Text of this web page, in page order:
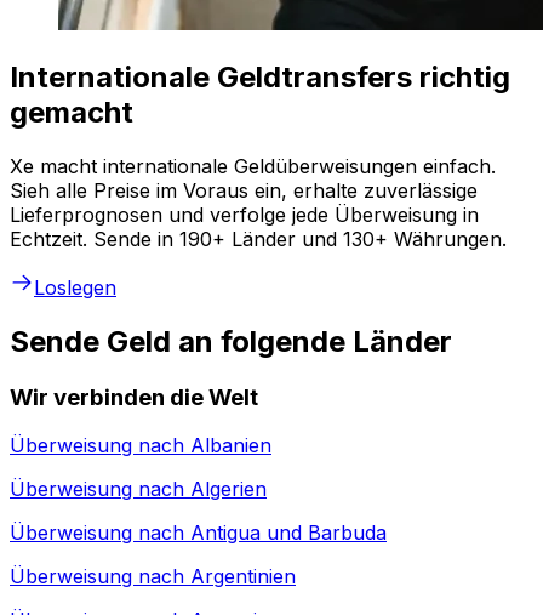
Internationale Geldtransfers richtig
gemacht
Xe macht internationale Geldüberweisungen einfach.
Sieh alle Preise im Voraus ein, erhalte zuverlässige
Lieferprognosen und verfolge jede Überweisung in
Echtzeit. Sende in 190+ Länder und 130+ Währungen.
Loslegen
Sende Geld an folgende Länder
Wir verbinden die Welt
Überweisung nach Albanien
Überweisung nach Algerien
Überweisung nach Antigua und Barbuda
Überweisung nach Argentinien